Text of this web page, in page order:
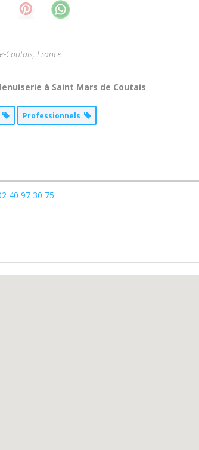
Coutais, France
à Saint Mars de Coutais
Professionnels
40 97 30 75